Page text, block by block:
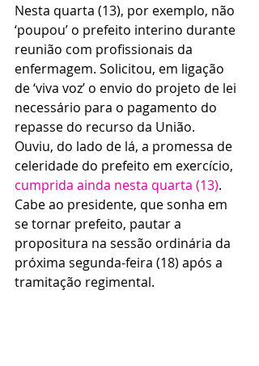
Nesta quarta (13), por exemplo, não
‘poupou’ o prefeito interino durante
reunião com profissionais da
enfermagem. Solicitou, em ligação
de ‘viva voz’ o envio do projeto de lei
necessário para o pagamento do
repasse do recurso da União.
Ouviu, do lado de lá, a promessa de
celeridade do prefeito em exercício,
cumprida ainda nesta quarta (13).
Cabe ao presidente, que sonha em
se tornar prefeito, pautar a
propositura na sessão ordinária da
próxima segunda-feira (18) após a
tramitação regimental.